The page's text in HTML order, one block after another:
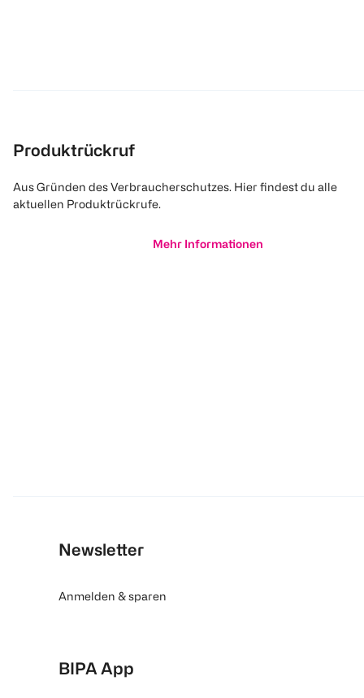
Produktrückruf
Aus Gründen des Verbraucherschutzes. Hier findest du alle
aktuellen Produktrückrufe.
Mehr Informationen
Newsletter
Anmelden & sparen
BIPA App